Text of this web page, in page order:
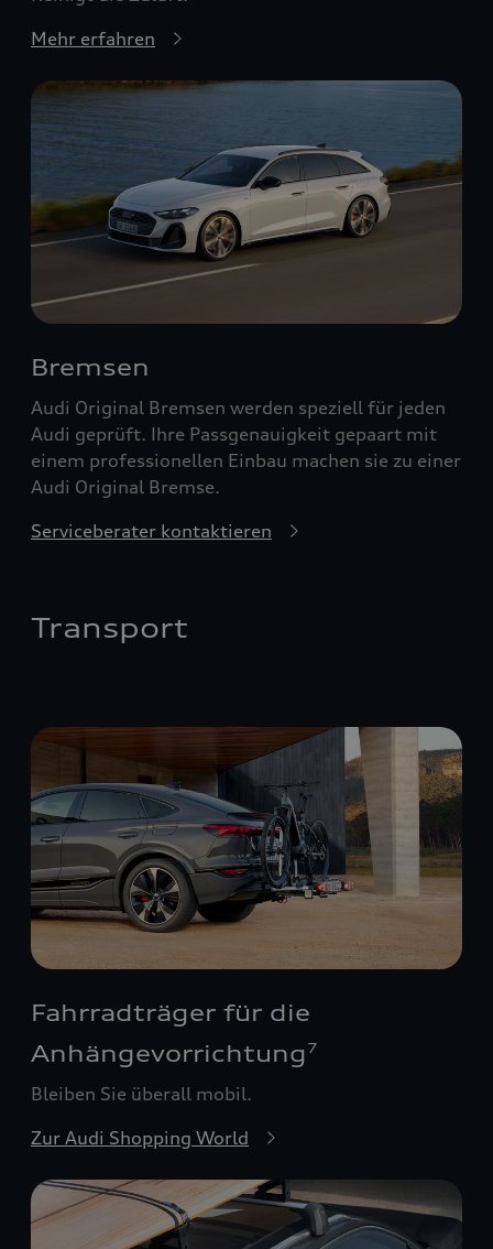
Mehr erfahren
Bremsen
Audi Original Bremsen werden speziell für jeden
Audi geprüft. Ihre Passgenauigkeit gepaart mit
einem professionellen Einbau machen sie zu einer
Audi Original Bremse.
Serviceberater kontaktieren
Transport
Fahrradträger für die
Anhängevorrichtung 7
Bleiben Sie überall mobil.
Zur Audi Shopping World